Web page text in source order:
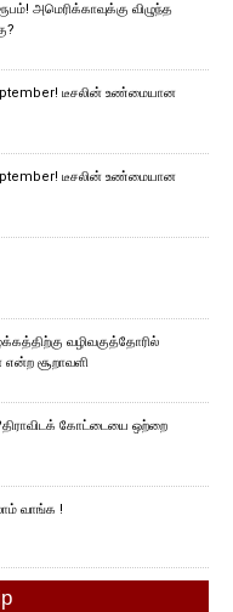
அமெரிக்காவுக்கு விழுந்த
டீசலின் உண்மையான
டீசலின் உண்மையான
வழிவகுத்தோரில்
சூறாவளி
கோட்டையை ஒற்றை
வாங்க !